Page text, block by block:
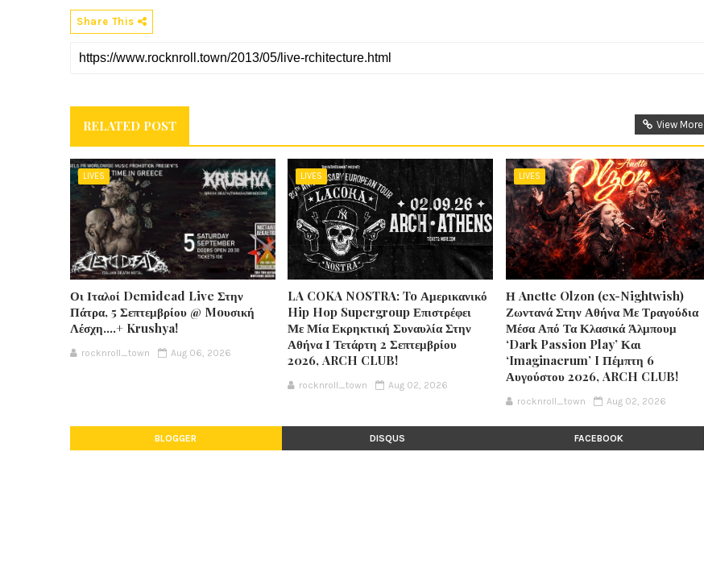
Share This
RELATED POST View More
LIVES
Οι Ιταλοί Demidead Live Στην
Πάτρα, 5 Σεπτεμβρίου @ Moυσική
Λέσχη….+ Krushya!
rocknroll_town Aug 06, 2026
LIVES
LA COKA NOSTRA: To Αμερικανικό
Hip Hop Supergroup Επιστρέφει
Με Μία Εκρηκτική Συναυλία Στην
Αθήνα Ι Τετάρτη 2 Σεπτεμβρίου
2026, ARCH CLUB!
rocknroll_town Aug 02, 2026
LIVES
Η Anette Olzon (ex-Nightwish)
Ζωντανά Στην Αθήνα Με Τραγούδια
Μέσα Από Τα Κλασικά Άλμπουμ
‘Dark Passion Play’ Και
‘Imaginaerum’ I Πέμπτη 6
Αυγούστου 2026, ARCH CLUB!
rocknroll_town Aug 02, 2026
BLOGGER DISQUS FACEBOOK